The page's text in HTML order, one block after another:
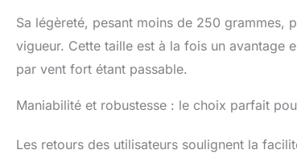
Sa légèreté, pesant moins de 250 grammes,
vigueur. Cette taille est à la fois un avantage
par vent fort étant passable.
Maniabilité et robustesse : le choix parfait
Les retours des utilisateurs soulignent la